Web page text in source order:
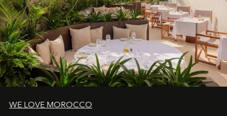
WE LOVE MOROCCO